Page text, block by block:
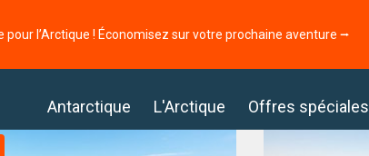
l’Arctique ! Économisez sur votre prochaine aventure ⭢
Antarctique L'Arctique Offres spéciales